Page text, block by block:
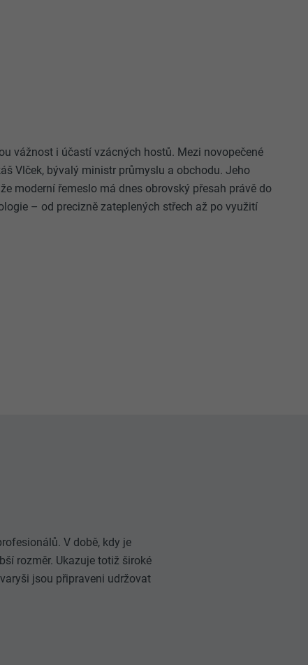
vážnost i účastí vzácných hostů. Mezi novopečené
Vlček, bývalý ministr průmyslu a obchodu. Jeho
moderní řemeslo má dnes obrovský přesah právě do
– od precizně zateplených střech až po využití
V době, kdy je
rozměr. Ukazuje totiž široké
jsou připraveni udržovat